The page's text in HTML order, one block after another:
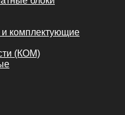
комплектующие
(КОМ)